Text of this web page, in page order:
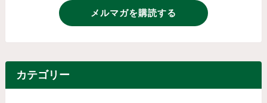
メルマガを購読する
カテゴリー